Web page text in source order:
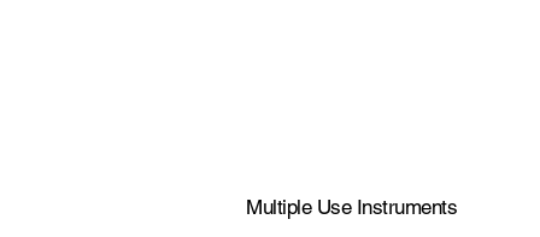
Multiple Use Instruments